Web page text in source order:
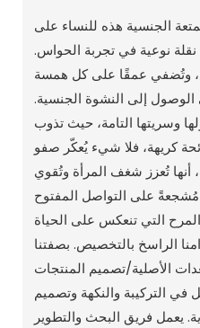
الجنسية هذه للنساء على
نوعية في تجربة الحواس.
وتُضفي عمقًا على كل همسة
إلى النشوة الجنسية.
وسريتها التامة، حيث تذوب
كريهة، فلا شيء يُعكّر صفو
أنها تُعزز شغف المرأة وتُقوي
مُشجعةً على التواصل المفتوح
التي تنعكس على الحياة
الراسخ بالتخصيص. بصفتنا
الأصلية/تصميم المنتجات
في التركيبة والنكهة وتصميم
يعمل فريق البحث والتطوير